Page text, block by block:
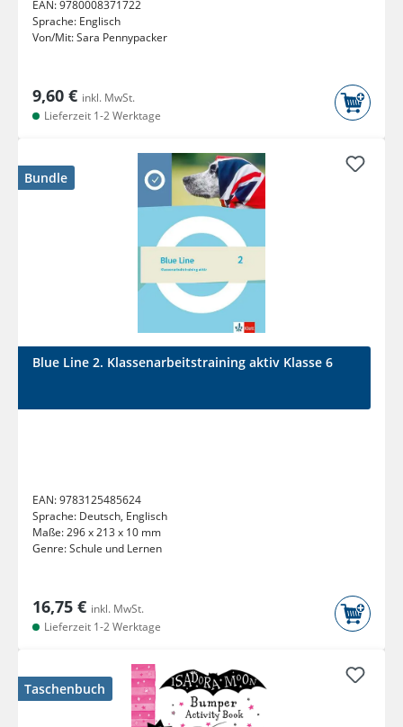
EAN:9780008371722
Sprache: Englisch
Von/Mit:Sara Pennypacker
9,60 € inkl. MwSt.
Lieferzeit 1-2 Werktage
Bundle
Blue Line 2. Klassenarbeitstraining aktiv Klasse 6
EAN:9783125485624
Sprache: Deutsch, Englisch
Maße:296 x 213 x 10 mm
Genre:Schule und Lernen
16,75 € inkl. MwSt.
Lieferzeit 1-2 Werktage
Taschenbuch